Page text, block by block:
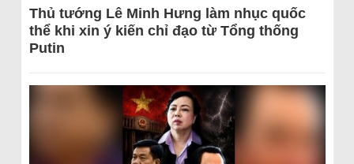
Thủ tướng Lê Minh Hưng làm nhục quốc
thể khi xin ý kiến chỉ đạo từ Tổng thống
Putin